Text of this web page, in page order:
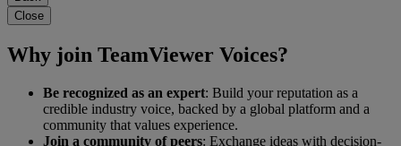
Close
Why join TeamViewer Voices?
Be recognized as an expert: Build your reputation as a
credible industry voice, backed by a global platform and a
community that values experience.
Join a community of peers: Exchange ideas with decision-